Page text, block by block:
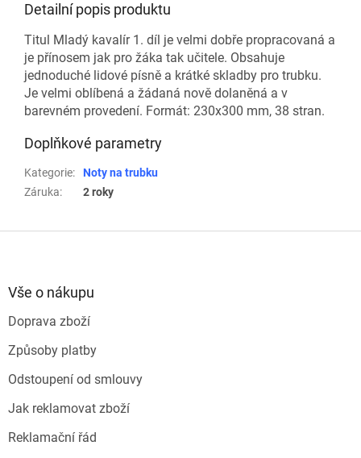
Detailní popis produktu
Titul Mladý kavalír 1. díl je velmi dobře propracovaná a
je přínosem jak pro žáka tak učitele. Obsahuje
jednoduché lidové písně a krátké skladby pro trubku.
Je velmi oblíbená a žádaná nově dolaněná a v
barevném provedení. Formát: 230x300 mm, 38 stran.
Doplňkové parametry
Kategorie:
Noty na trubku
Záruka: 2 roky
Vše o nákupu
Doprava zboží
Způsoby platby
Odstoupení od smlouvy
Jak reklamovat zboží
Reklamační řád